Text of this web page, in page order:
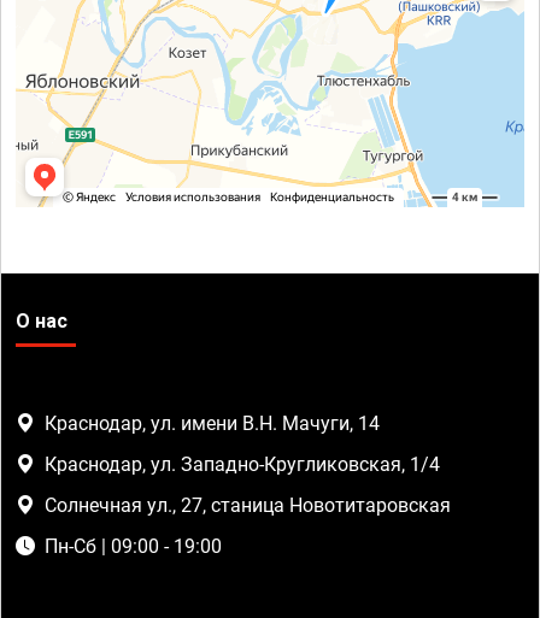
О нас
Краснодар, ул. имени В.Н. Мачуги, 14
Краснодар, ул. Западно-Кругликовская, 1/4
Солнечная ул., 27, станица Новотитаровская
Пн-Сб | 09:00 - 19:00